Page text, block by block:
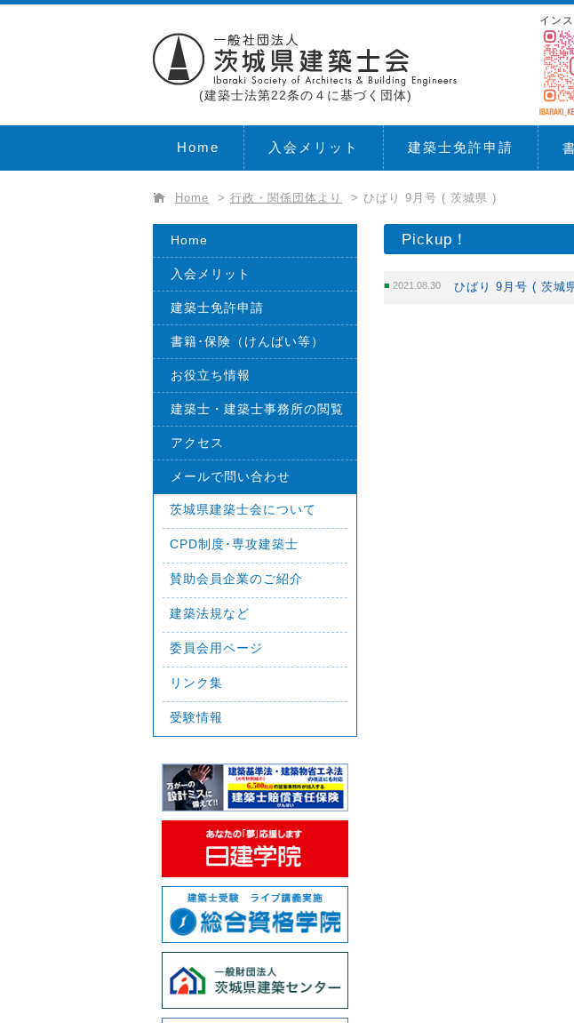
(建築士法第22条の４に基づく団体)
イン
Home 入会メリット 建築士免許申請
Home > 行政・関係団体より > ひばり 9月号 ( 茨城県 )
Pickup！
2021.08.30 ひばり 9月号 ( 茨城
Home
入会メリット
建築士免許申請
書籍･保険（けんばい等）
お役立ち情報
建築士・建築士事務所の閲覧
アクセス
メールで問い合わせ
茨城県建築士会について
CPD制度･専攻建築士
賛助会員企業のご紹介
建築法規など
委員会用ページ
リンク集
受験情報